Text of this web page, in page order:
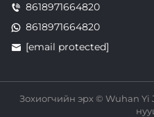
8618971664820
8618971664820
[email protected]
Зохиогчийн эрх © Wuhan Yi